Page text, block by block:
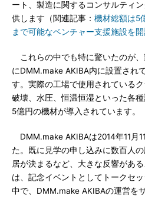
ート、製造に関するコンサルティ
供します（関連記事： 機材総額は5
まで可能なベンチャー支援施設を開
これらの中でも特に驚いたのが
にDMM.make AKIBA内に設置され
す。実際の工場で使用されている
破壊、水圧、恒温恒湿といった各
5億円の機材が導入されています。
DMM.make AKIBAは2014年11月
た。既に見学の申し込みに数百人
居が決まるなど、大きな反響があ
は、記念イベントとしてトークセ
中で、DMM.make AKIBAの運営を